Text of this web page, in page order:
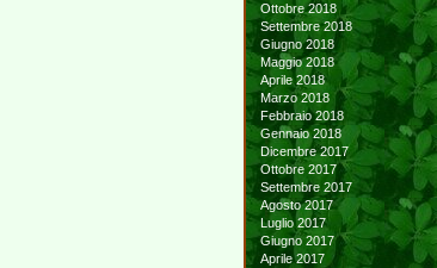
Ottobre 2018
Settembre 2018
Giugno 2018
Maggio 2018
Aprile 2018
Marzo 2018
Febbraio 2018
Gennaio 2018
Dicembre 2017
Ottobre 2017
Settembre 2017
Agosto 2017
Luglio 2017
Giugno 2017
Aprile 2017